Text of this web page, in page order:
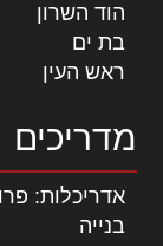
הוד השרון
בת ים
ראש העין
מדריכים
אדריכלות:
בנייה